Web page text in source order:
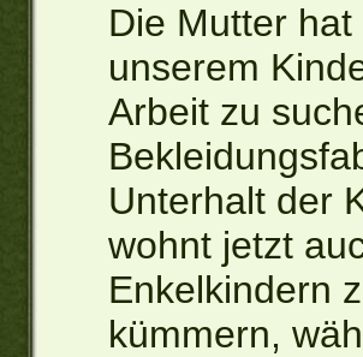
Die Mutter
unserem
Arbeit zu
Unterhalt der
wohnt jetzt
Enkelkindern
kümmern,